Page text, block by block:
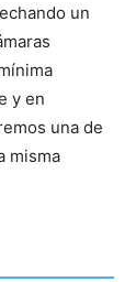
un
y en
una de
misma